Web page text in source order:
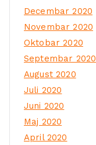
Decembar 2020
Novembar 2020
Oktobar 2020
Septembar 2020
August 2020
Juli 2020
Juni 2020
Maj 2020
April 2020